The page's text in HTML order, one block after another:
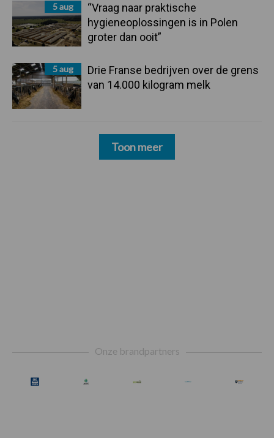
5 aug
“Vraag naar praktische
hygieneoplossingen is in Polen
groter dan ooit”
5 aug
Drie Franse bedrijven over de grens
van 14.000 kilogram melk
Toon meer
Onze brandpartners